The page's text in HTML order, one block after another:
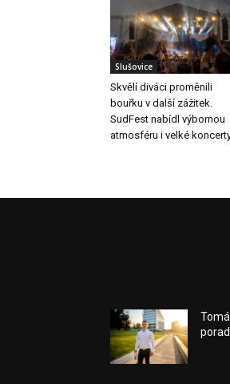
Slušovice
Skvělí diváci proměnili
bouřku v další zážitek.
SudFest nabídl výbornou
atmosféru i velké